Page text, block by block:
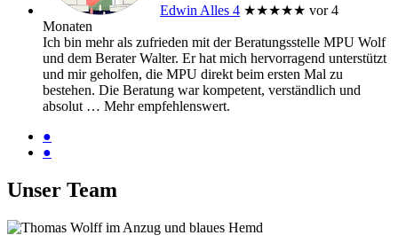
Edwin Alles 4 ★★★★★ vor 4
Monaten
Ich bin mehr als zufrieden mit der Beratungsstelle MPU Wolf
und dem Berater Walter. Er hat mich hervorragend unterstützt
und mir geholfen, die MPU direkt beim ersten Mal zu
bestehen. Die Beratung war kompetent, verständlich und
absolut … Mehrempfehlenswert.
●
●
Unser Team